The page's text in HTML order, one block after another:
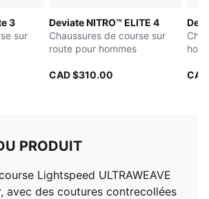
3
sur
Deviate NITRO™ ELITE 4
Chaussures de course sur
route pour hommes
CAD $310.00
PRODUIT
Lightspeed ULTRAWEAVE
avec des coutures contrecollées